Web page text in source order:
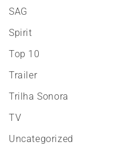
SAG
Spirit
Top 10
Trailer
Trilha Sonora
TV
Uncategorized